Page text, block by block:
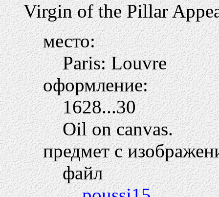
Virgin of the Pillar
место:
Paris: Louvre
оформление:
1628...30
Oil on canvas.
предмет с
файл